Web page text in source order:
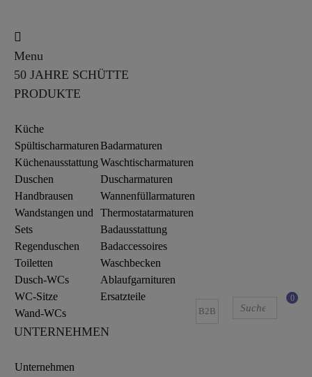
Menu
50 JAHRE SCHÜTTE
PRODUKTE
Küche
Spültischarmaturen
Küchenausstattung
Duschen
Handbrausen
Wandstangen und
Sets
Regenduschen
Toiletten
Dusch-WCs
WC-Sitze
Wand-WCs
Badarmaturen
Waschtischarmaturen
Duscharmaturen
Wannenfüllarmaturen
Thermostatarmaturen
Badausstattung
Badaccessoires
Waschbecken
Ablaufgarnituren
Ersatzteile
UNTERNEHMEN
Unternehmen
B2B
0